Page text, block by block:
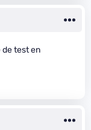
de test en